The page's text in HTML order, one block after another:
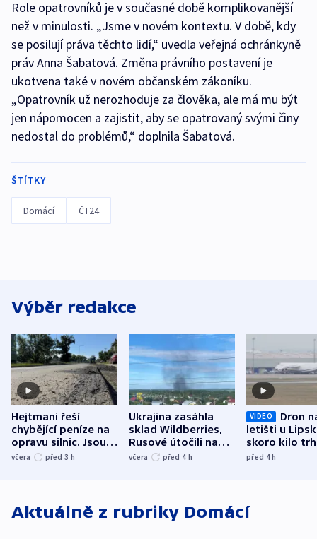
Role opatrovníků je v současné době komplikovanější
než v minulosti. „Jsme v novém kontextu. V době, kdy
se posilují práva těchto lidí,“ uvedla veřejná ochránkyně
práv Anna Šabatová. Změna právního postavení je
ukotvena také v novém občanském zákoníku.
„Opatrovník už nerozhoduje za člověka, ale má mu být
jen nápomocen a zajistit, aby se opatrovaný svými činy
nedostal do problémů,“ doplnila Šabatová.
ŠTÍTKY
Domácí ČT24
Výběr redakce
Hejtmani řeší
chybějící peníze na
opravu silnic. Jsou
nenárokové, namítá
včera před 3 h
Ukrajina zasáhla
sklad Wildberries,
Rusové útočili na
trh, hasiče či
včera před 4 h
VIDEO
Dron
letišti u
skoro kilo
indicie
před 4h
Aktuálně z rubriky Domácí